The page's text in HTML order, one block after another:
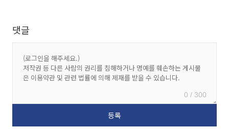
댓글
0 / 300